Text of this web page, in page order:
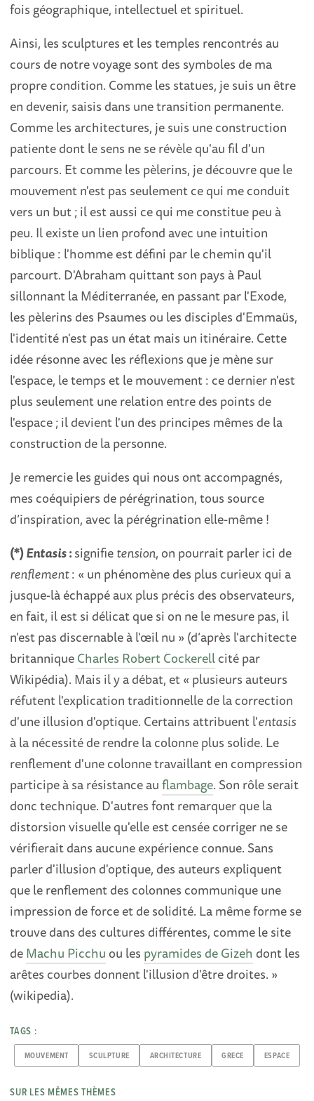
fois géographique, intellectuel et spirituel.
Ainsi, les sculptures et les temples rencontrés au
cours de notre voyage sont des symboles de ma
propre condition. Comme les statues, je suis un être
en devenir, saisis dans une transition permanente.
Comme les architectures, je suis une construction
patiente dont le sens ne se révèle qu'au fil d'un
parcours. Et comme les pèlerins, je découvre que le
mouvement n'est pas seulement ce qui me conduit
vers un but ; il est aussi ce qui me constitue peu à
peu. Il existe un lien profond avec une intuition
biblique : l'homme est défini par le chemin qu'il
parcourt. D'Abraham quittant son pays à Paul
sillonnant la Méditerranée, en passant par l'Exode,
les pèlerins des Psaumes ou les disciples d'Emmaüs,
l'identité n'est pas un état mais un itinéraire. Cette
idée résonne avec les réflexions que je mène sur
l'espace, le temps et le mouvement : ce dernier n'est
plus seulement une relation entre des points de
l'espace ; il devient l'un des principes mêmes de la
construction de la personne.
Je remercie les guides qui nous ont accompagnés,
mes coéquipiers de pérégrination, tous source
d’inspiration, avec la pérégrination elle-même !
(*)Entasis:signifietension, on pourrait parler ici de
renflement: « un phénomène des plus curieux qui a
jusque-là échappé aux plus précis des observateurs,
en fait, il est si délicat que si on ne le mesure pas, il
n'est pas discernable à l'œil nu » (d’après l'architecte
britanniqueCharles Robert Cockerellcité par
Wikipédia). Mais il y a débat, et « plusieurs auteurs
réfutent l'explication traditionnelle de la correction
d'une illusion d'optique. Certains attribuent l'entasis
à la nécessité de rendre la colonne plus solide. Le
renflement d'une colonne travaillant en compression
participe à sa résistance auflambage. Son rôle serait
donc technique. D'autres font remarquer que la
distorsion visuelle qu'elle est censée corriger ne se
vérifierait dans aucune expérience connue. Sans
parler d'illusion d'optique, des auteurs expliquent
que le renflement des colonnes communique une
impression de force et de solidité. La même forme se
trouve dans des cultures différentes, comme le site
deMachu Picchu ou les pyramides de Gizeh dont les
arêtes courbes donnent l'illusion d'être droites. »
(wikipedia).
TAGS :
MOUVEMENT SCULPTURE ARCHITECTURE GRECE ESPACE
SUR LES MÊMES THÈMES